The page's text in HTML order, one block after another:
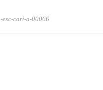
esc-cari-a-00066